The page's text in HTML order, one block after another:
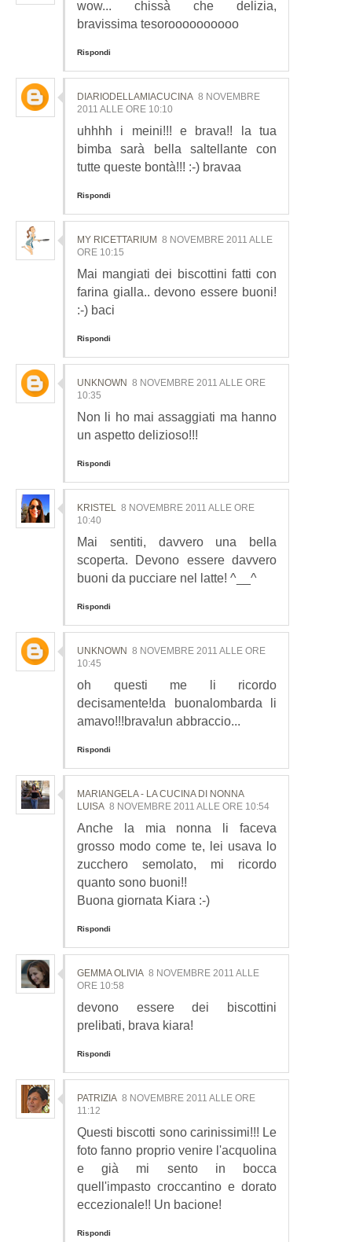
wow... chissà che delizia,
bravissima tesoroooooooooo
Rispondi
DIARIODELLAMIACUCINA 8 NOVEMBRE
2011 ALLE ORE 10:10
uhhhh i meini!!! e brava!! la tua
bimba sarà bella saltellante con
tutte queste bontà!!! :-) bravaa
Rispondi
MY RICETTARIUM 8 NOVEMBRE 2011 ALLE
ORE 10:15
Mai mangiati dei biscottini fatti con
farina gialla.. devono essere buoni!
:-) baci
Rispondi
UNKNOWN 8 NOVEMBRE 2011 ALLE ORE
10:35
Non li ho mai assaggiati ma hanno
un aspetto delizioso!!!
Rispondi
KRISTEL
8 NOVEMBRE 2011 ALLE ORE
10:40
Mai sentiti, davvero una bella
scoperta. Devono essere davvero
buoni da pucciare nel latte! ^__^
Rispondi
UNKNOWN 8 NOVEMBRE 2011 ALLE ORE
10:45
oh questi me li ricordo
decisamente!da buonalombarda li
amavo!!!brava!un abbraccio...
Rispondi
MARIANGELA - LA CUCINA DI NONNA
LUISA 8 NOVEMBRE 2011 ALLE ORE 10:54
Anche la mia nonna li faceva
grosso modo come te, lei usava lo
zucchero semolato, mi ricordo
quanto sono buoni!!
Buona giornata Kiara :-)
Rispondi
GEMMA OLIVIA 8 NOVEMBRE 2011 ALLE
ORE 10:58
devono essere dei biscottini
prelibati, brava kiara!
Rispondi
PATRIZIA 8 NOVEMBRE 2011 ALLE ORE
11:12
Questi biscotti sono carinissimi!!! Le
foto fanno proprio venire l'acquolina
e già mi sento in bocca
quell'impasto croccantino e dorato
eccezionale!! Un bacione!
Rispondi